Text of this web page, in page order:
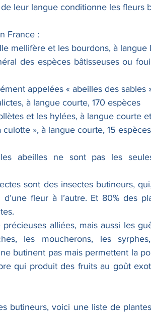
leur langue conditionne les fleurs
France :
mellifère et les bourdons, à
des espèces bâtisseuses ou
appelées « abeilles des sables
à langue courte, 170 espèces
et les hylées, à langue courte
culotte », à langue courte, 15 espèces
abeilles ne sont pas les
sont des insectes butineurs,
fleur à l’autre. Et 80% des
alliées, mais aussi les
les moucherons, les
butinent pas mais permettent la
qui produit des fruits au goût
butineurs, voici une liste de